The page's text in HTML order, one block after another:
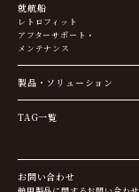
就航船
レトロフィット
アフターサポート・
メンテナンス
製品・ソリューション
TAG一覧
お問い合わせ